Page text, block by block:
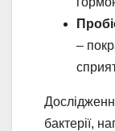
–
бактерії,